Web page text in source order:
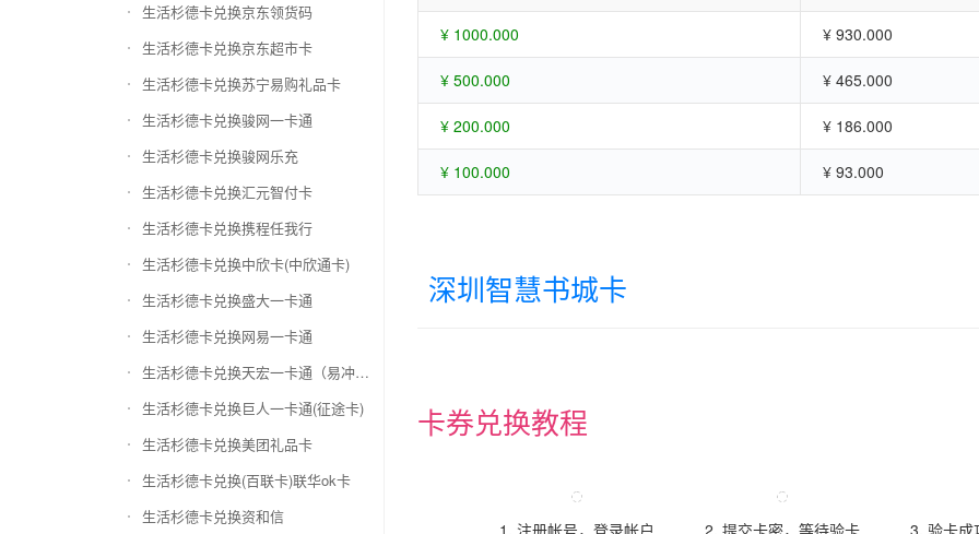
生活杉德卡兑换京东领货码
生活杉德卡兑换京东超市卡
生活杉德卡兑换苏宁易购礼品卡
生活杉德卡兑换骏网一卡通
生活杉德卡兑换骏网乐充
生活杉德卡兑换汇元智付卡
生活杉德卡兑换携程任我行
生活杉德卡兑换中欣卡(中欣通卡)
生活杉德卡兑换盛大一卡通
生活杉德卡兑换网易一卡通
生活杉德卡兑换天宏一卡通（易冲天宏卡）
生活杉德卡兑换巨人一卡通(征途卡)
生活杉德卡兑换美团礼品卡
生活杉德卡兑换(百联卡)联华ok卡
生活杉德卡兑换资和信
¥ 1000.000 ¥ 930.000
¥ 500.000 ¥ 465.000
¥ 200.000 ¥ 186.000
¥ 100.000 ¥ 93.000
深圳智慧书城卡
卡券兑换教程
1. 注册帐号，登录帐户 2. 提交卡密，等待验卡 3. 验卡成